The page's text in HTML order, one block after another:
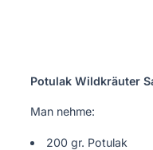
Potulak Wildkräuter
Man nehme:
200 gr. Potulak